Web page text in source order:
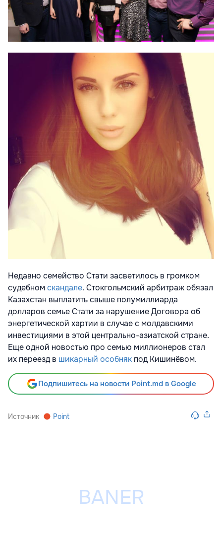
Недавно семейство Стати засветилось в громком
судебномскандале. Стокгольмский арбитраж обязал
Казахстан выплатить свыше полумиллиарда
долларов семье Стати за нарушение Договора об
энергетической хартии в случае с молдавскими
инвестициями в этой центрально-азиатской стране.
Еще одной новостью про семью миллионеров стал
их переезд в шикарный особняк под Кишинёвом.
Подпишитесь на новости Point.md в Google
Источник Point